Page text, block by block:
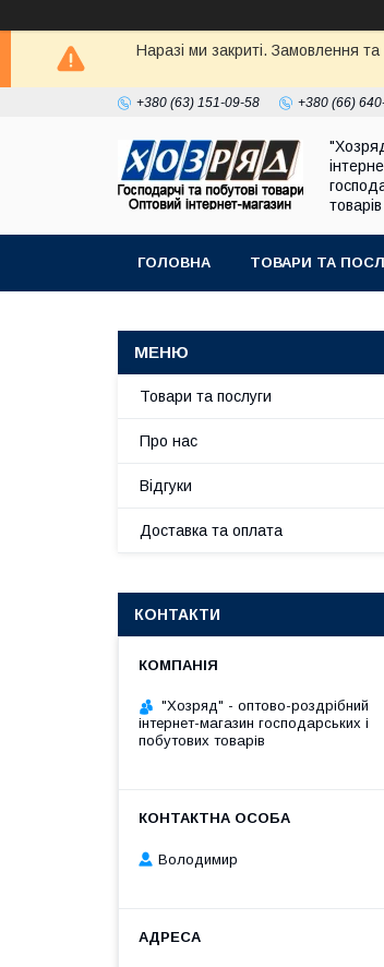
Наразі ми закриті. Замовлення
+380 (63) 151-09-58 +380 (66)
товарів
ГОЛОВНА ТОВАРИ ТА
Товари та послуги
Про нас
Відгуки
Доставка та оплата
КОНТАКТИ
"Хозряд" - оптово-роздрібний
інтернет-магазин господарських і
побутових товарів
Володимир